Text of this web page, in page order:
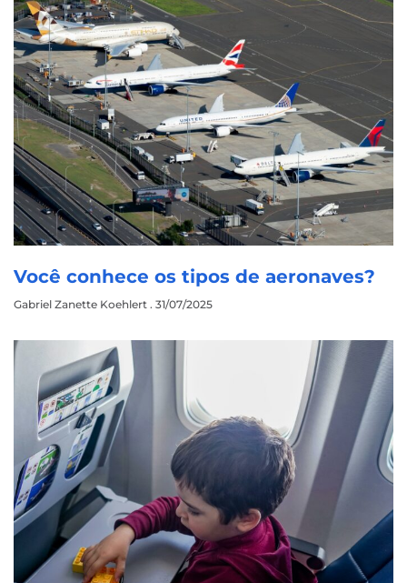
Você conhece os tipos de aeronaves?
Gabriel Zanette Koehlert 31/07/2025